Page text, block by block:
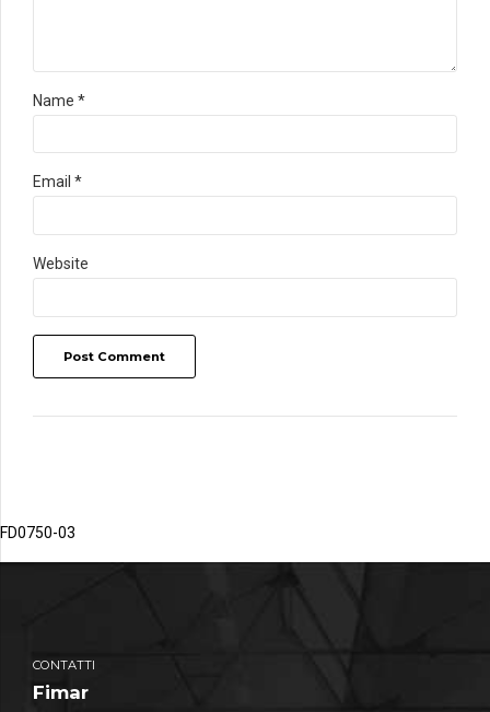
Name *
Email *
Website
Post Comment
FD0750-03
CONTATTI
Fimar